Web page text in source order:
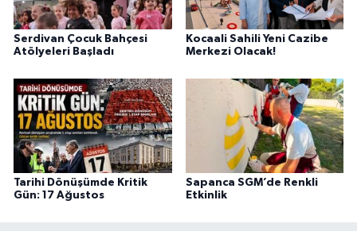
Serdivan Çocuk Bahçesi
Atölyeleri Başladı
Kocaali Sahili Yeni Cazibe
Merkezi Olacak!
Tarihi Dönüşümde Kritik
Gün: 17 Ağustos
Sapanca SGM’de Renkli
Etkinlik